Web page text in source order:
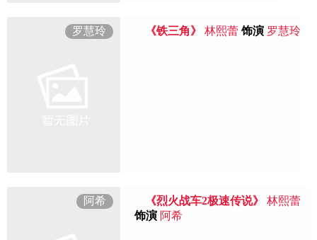
罗慧玲 《铁三角》 林熙蕾 饰演 罗慧玲
阿希 《烈火战车2极速传说》
林熙蕾
饰演 阿希